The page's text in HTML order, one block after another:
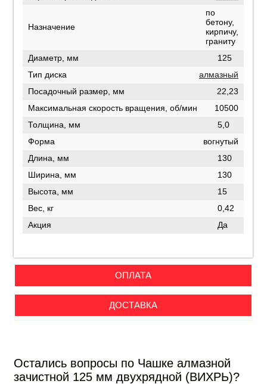
Назначение
по
бетону,
кирпичу,
граниту
Диаметр, мм
125
Тип диска
алмазный
Посадочный размер, мм
22,23
Максимальная скорость вращения, об/мин
10500
Толщина, мм
5,0
Форма
вогнутый
Длина, мм
130
Ширина, мм
130
Высота, мм
15
Вес, кг
0,42
Акция
Да
ОПЛАТА
ДОСТАВКА
Остались вопросы по Чашке алмазной
зачистной 125 мм двухрядной (ВИХРЬ)?